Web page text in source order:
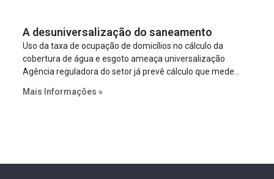
à segurança jurídica dos contratos.
A desuniversalização do saneamento
Uso da taxa de ocupação de domicílios no cálculo da
cobertura de água e esgoto ameaça universalização
Agência reguladora do setor já prevê cálculo que mede
Mais Informações »